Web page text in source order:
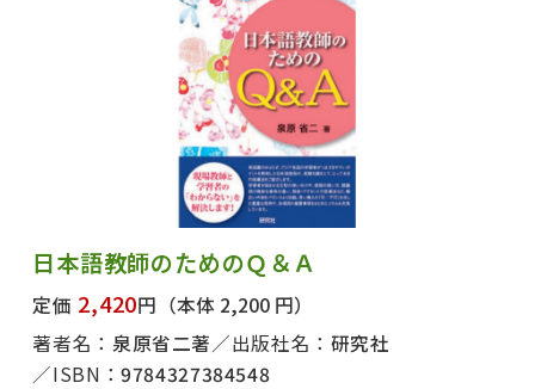
日本語教師のためのＱ＆Ａ
定価 2,420円 （本体 2,200 円）
著者名： 泉原省二著 出版社名： 研究社
ISBN：9784327384548